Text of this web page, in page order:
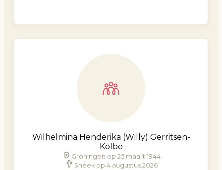
Wilhelmina Henderika (Willy) Gerritsen-
Kolbe
Groningen op 25 maart 1944
Sneek op 4 augustus 2026